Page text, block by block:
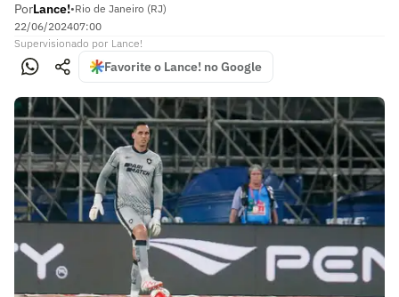
PorLance!•Rio de Janeiro (RJ)
22/06/202407:00
Supervisionado por Lance!
Favorite o Lance! no Google